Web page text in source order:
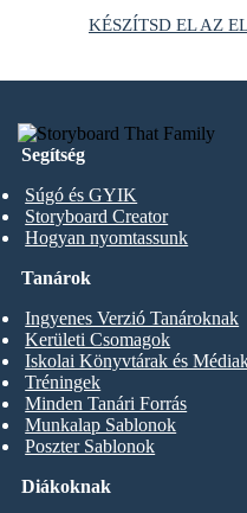
KÉSZÍTSD EL AZ
Segítség
Súgó és GYIK
Storyboard Creator
Hogyan nyomtassunk
Diákoknak
Tanárok
Ingyenes Verzió Tanároknak
Kerületi Csomagok
Iskolai Könyvtárak és
Tréningek
Minden Tanári Forrás
Munkalap Sablonok
Poszter Sablonok